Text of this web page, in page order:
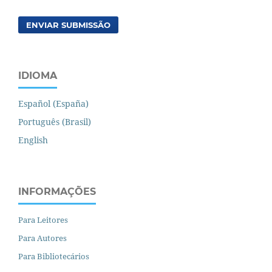
ENVIAR SUBMISSÃO
IDIOMA
Español (España)
Português (Brasil)
English
INFORMAÇÕES
Para Leitores
Para Autores
Para Bibliotecários